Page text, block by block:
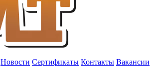
Новости Сертификаты Контакты Вакансии